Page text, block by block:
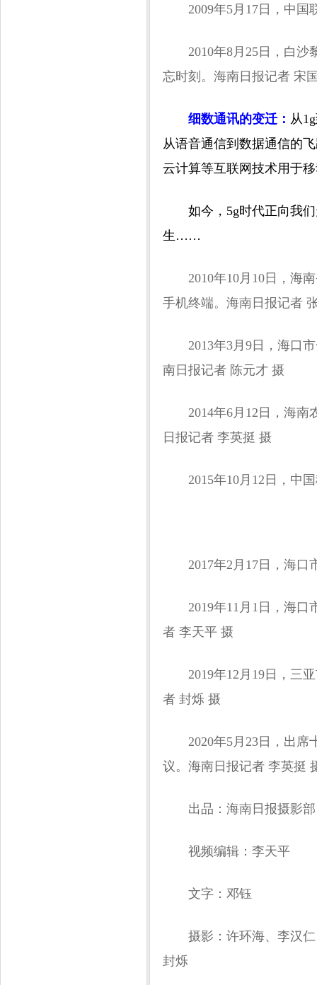
2009年5月17日，中国
2010年8月25日，白沙
忘时刻。海南日报记者 宋
细数通讯的变迁： 从
从语音通信到数据通信的
云计算等互联网技术用于
如今，5g时代正向我们
生……
2010年10月10日，海
手机终端。海南日报记者
2013年3月9日，海口
南日报记者 陈元才 摄
2014年6月12日，海南
日报记者 李英挺 摄
2015年10月12日，中
2017年2月17日，海
2019年11月1日，海口
者 李天平 摄
2019年12月19日，三亚
者 封烁 摄
2020年5月23日，出席
议。海南日报记者 李英挺
出品：海南日报摄影部
视频编辑：李天平
文字：邓钰
摄影：许环海、李汉仁
封烁